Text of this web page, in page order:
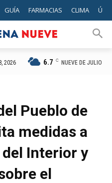
GUÍA FARMACIAS CLIMA
2026 6.7 C NUEVE DE JULIO
Pueblo de
medidas a
Interior y
el